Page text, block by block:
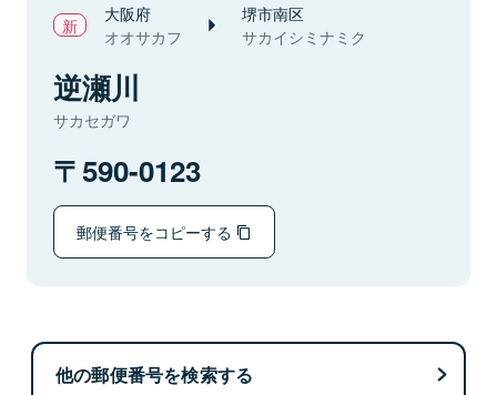
大阪府
オオサカフ
堺市南区
サカイシミナミク
逆瀬川
サカセガワ
590-0123
郵便番号をコピーする
他の郵便番号を検索する